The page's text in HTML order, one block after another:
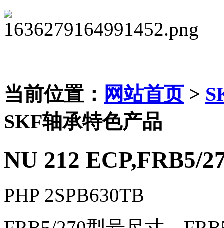
当前位置： 网站首页>
SKF轴承特色产品
NU 212 ECP,FRB5/
PHP 2SPB630TB